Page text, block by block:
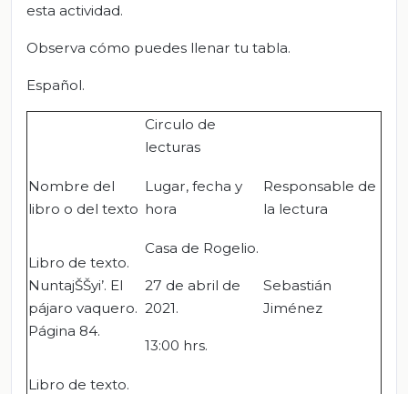
esta actividad.
Observa cómo puedes llenar tu tabla.
Español.
Circulo de
lecturas
Nombre del
libro o del texto
Lugar, fecha y
hora
Responsable de
la lectura
Libro de texto.
NuntajŠŠyi’. El
pájaro vaquero.
Página 84.
Casa de Rogelio.
27 de abril de
2021.
13:00 hrs.
Sebastián
Jiménez
Libro de texto.